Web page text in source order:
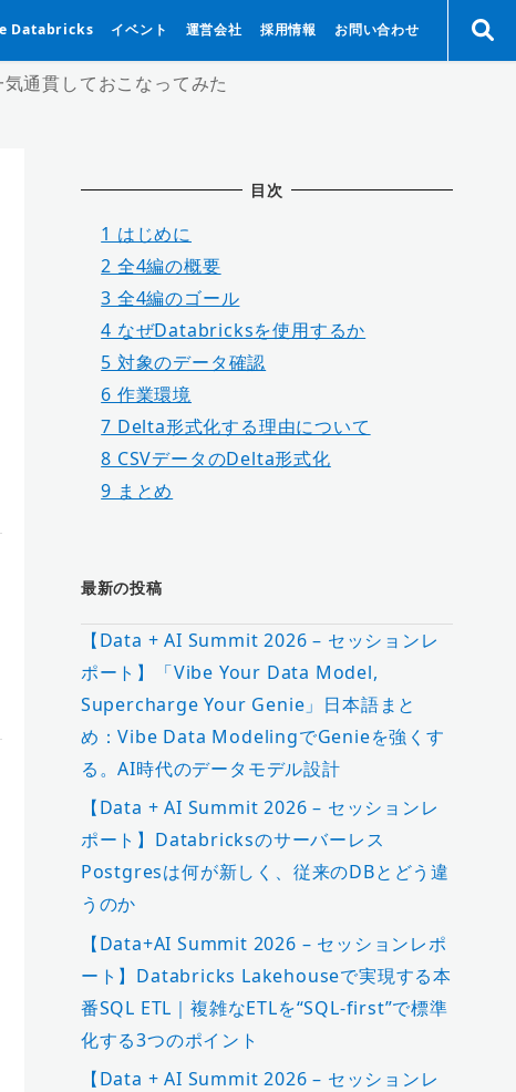
Databricks イベント 運営会社 採用情報 お問い合わせ
通貫しておこなってみた
目次
1 はじめに
2 全4編の概要
3 全4編のゴール
4 なぜDatabricksを使用するか
5 対象のデータ確認
6 作業環境
7 Delta形式化する理由について
8 CSVデータのDelta形式化
9 まとめ
最新の投稿
【Data + AI Summit 2026 – セッションレ
ポート】「Vibe Your Data Model,
Supercharge Your Genie」日本語まと
め：Vibe Data ModelingでGenieを強くす
る。AI時代のデータモデル設計
【Data + AI Summit 2026 – セッションレ
ポート】Databricksのサーバーレス
Postgresは何が新しく、従来のDBとどう違
うのか
【Data+AI Summit 2026 – セッションレポ
ート】Databricks Lakehouseで実現する本
番SQL ETL｜複雑なETLを“SQL-first”で標準
化する3つのポイント
【Data + AI Summit 2026 – セッションレ